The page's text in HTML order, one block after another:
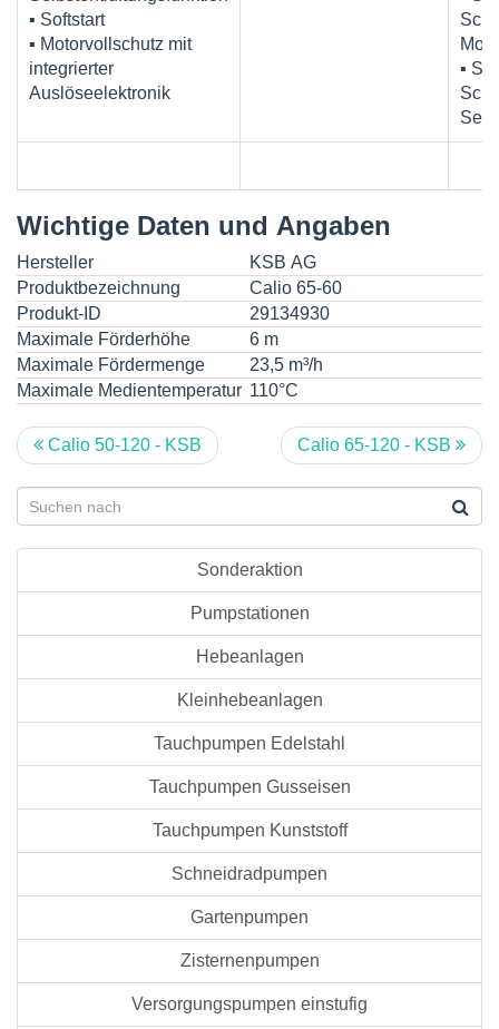
▪ Softstart
▪ Motorvollschutz mit
integrierter
Auslöseelektronik
▪
Wichtige Daten und Angaben
Hersteller
KSB AG
Produktbezeichnung
Calio 65-60
Produkt-ID
29134930
Maximale Förderhöhe
6 m
Maximale Fördermenge
23,5 m³/h
Maximale Medientemperatur 110°C
Calio 50-120 - KSB Calio 65-120 - KSB
Sonderaktion
Pumpstationen
Hebeanlagen
Kleinhebeanlagen
Tauchpumpen Edelstahl
Tauchpumpen Gusseisen
Tauchpumpen Kunststoff
Schneidradpumpen
Gartenpumpen
Zisternenpumpen
Versorgungspumpen einstufig